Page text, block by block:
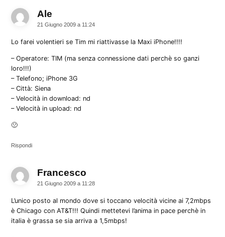
Ale
21 Giugno 2009 a 11:24
Lo farei volentieri se Tim mi riattivasse la Maxi iPhone!!!!
– Operatore: TIM (ma senza connessione dati perchè so ganzi
loro!!!)
– Telefono; iPhone 3G
– Città: Siena
– Velocità in download: nd
– Velocità in upload: nd
🙁
Rispondi
Francesco
21 Giugno 2009 a 11:28
L’unico posto al mondo dove si toccano velocità vicine ai 7,2mbps
è Chicago con AT&T!!! Quindi mettetevi l’anima in pace perchè in
italia è grassa se sia arriva a 1,5mbps!